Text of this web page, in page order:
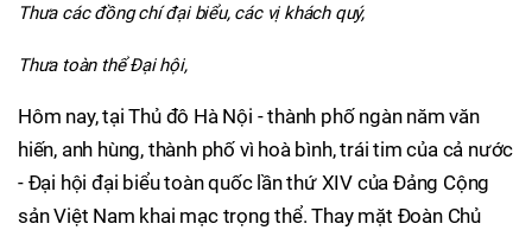
Thưa các đồng chí đại biểu, các vị khách quý,
Thưa toàn thể Đại hội,
Hôm nay, tại Thủ đô Hà Nội - thành phố ngàn năm văn
hiến, anh hùng, thành phố vì hoà bình, trái tim của cả nước
- Đại hội đại biểu toàn quốc lần thứ XIV của Đảng Cộng
sản Việt Nam khai mạc trọng thể. Thay mặt Đoàn Chủ